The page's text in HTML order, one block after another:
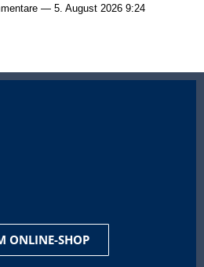
— 5. August 2026 9:24
ONLINE-SHOP